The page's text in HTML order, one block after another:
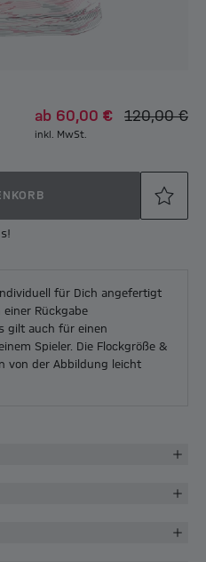
ab 60,00 € 120,00 €
inkl. MwSt.
für Dich angefertigt
Rückgabe
gilt auch für einen
Spieler. Die Flockgröße &
von der Abbildung leicht